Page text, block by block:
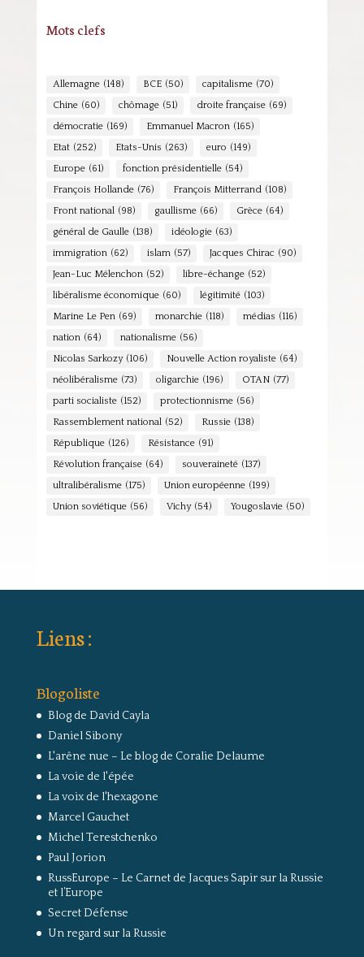
Mots clefs
Allemagne (148) BCE (50) capitalisme (70)
Chine (60) chômage (51) droite française (69)
démocratie (169) Emmanuel Macron (165)
Etat (252) Etats-Unis (263) euro (149)
Europe (61) fonction présidentielle (54)
François Hollande (76) François Mitterrand (108)
Front national (98) gaullisme (66) Grèce (64)
général de Gaulle (138) idéologie (63)
immigration (62) islam (57) Jacques Chirac (90)
Jean-Luc Mélenchon (52) libre-échange (52)
libéralisme économique (60) légitimité (103)
Marine Le Pen (69) monarchie (118) médias (116)
nation (64) nationalisme (56)
Nicolas Sarkozy (106) Nouvelle Action royaliste (64)
néolibéralisme (73) oligarchie (196) OTAN (77)
parti socialiste (152) protectionnisme (56)
Rassemblement national (52) Russie (138)
République (126) Résistance (91)
Révolution française (64) souveraineté (137)
ultralibéralisme (175) Union européenne (199)
Union soviétique (56) Vichy (54) Yougoslavie (50)
Liens :
Blogoliste
Blog de David Cayla
Daniel Sibony
L'arêne nue – Le blog de Coralie Delaume
La voie de l'épée
La voix de l'hexagone
Marcel Gauchet
Michel Terestchenko
Paul Jorion
RussEurope – Le Carnet de Jacques Sapir sur la Russie
et l’Europe
Secret Défense
Un regard sur la Russie